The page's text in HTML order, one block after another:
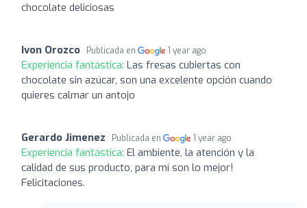
chocolate deliciosas
Ivon Orozco Publicada en 1 year ago
Experiencia fantástica: Las fresas cubiertas con
chocolate sin azúcar, son una excelente opción cuando
quieres calmar un antojo
Gerardo Jimenez Publicada en 1 year ago
Experiencia fantástica: El ambiente, la atención y la
calidad de sus producto, para mí son lo mejor!
Felicitaciones.